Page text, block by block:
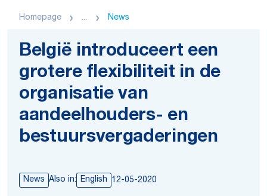
Homepage ... News
België introduceert een
grotere flexibiliteit in de
organisatie van
aandeelhouders- en
bestuursvergaderingen
News Also in: English 12-05-2020